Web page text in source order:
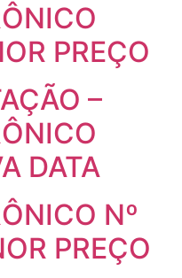
PREÇO
–
DATA
Nº
PREÇO